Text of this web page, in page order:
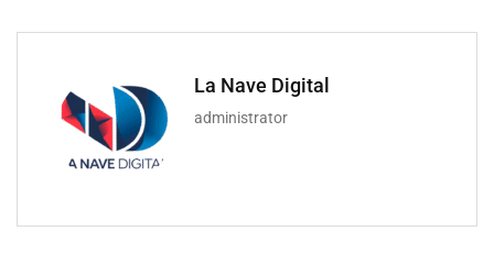
La Nave Digital
administrator